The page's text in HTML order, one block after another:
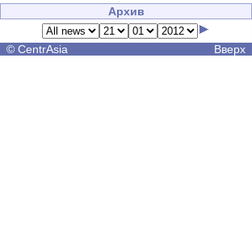
Архив
© CentrAsia Вверх